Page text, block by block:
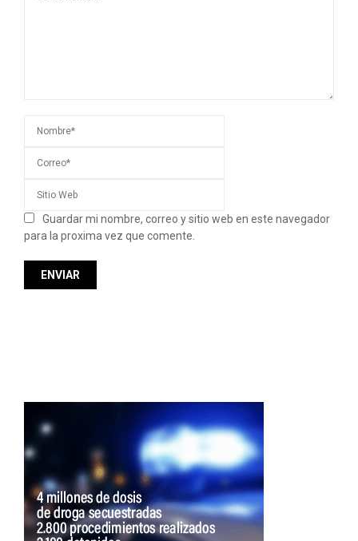
Guardar mi nombre, correo y sitio web en este navegador
para la proxima vez que comente.